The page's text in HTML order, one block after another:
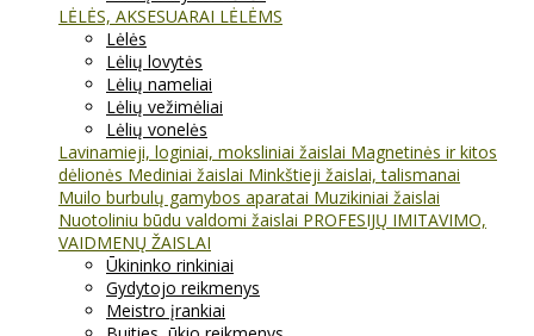
LĖLĖS, AKSESUARAI LĖLĖMS
Lėlės
Lėlių lovytės
Lėlių nameliai
Lėlių vežimėliai
Lėlių vonelės
Lavinamieji, loginiai, moksliniai žaislai Magnetinės ir kitos
dėlionės Mediniai žaislai Minkštieji žaislai, talismanai
Muilo burbulų gamybos aparatai Muzikiniai žaislai
Nuotoliniu būdu valdomi žaislai PROFESIJŲ IMITAVIMO,
VAIDMENŲ ŽAISLAI
Ūkininko rinkiniai
Gydytojo reikmenys
Meistro įrankiai